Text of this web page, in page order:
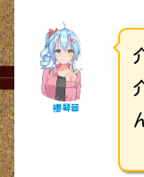
櫻琴音